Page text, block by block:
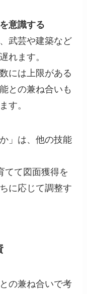
意識する
武芸や建築など
れます。
には上限がある
との兼ね合いも
す。
」は、他の技能
てて図面獲得を
に応じて調整す
の兼ね合いで考